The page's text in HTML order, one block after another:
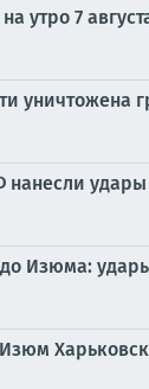
утро 7
уничтожена
Изюма: